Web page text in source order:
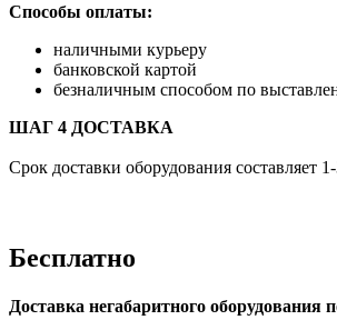
Способы оплаты:
наличными курьеру
банковской картой
безналичным способом по
ШАГ 4 ДОСТАВКА
Срок доставки оборудования составляет
Бесплатно
Доставка негабаритного оборудования